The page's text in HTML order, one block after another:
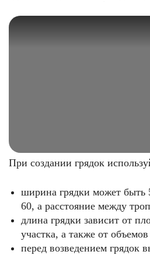
При создании грядок
ширина грядки может быть
60, а расстояние между
длина грядки зависит от
участка, а также от
перед возведением грядок